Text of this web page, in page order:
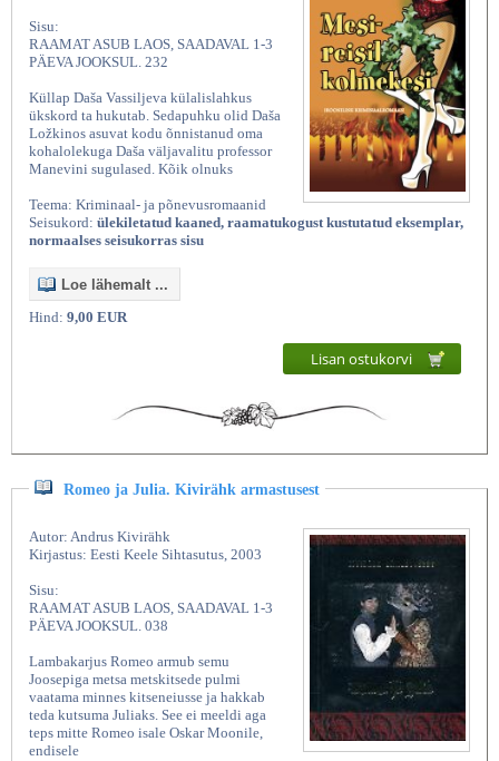
Sisu:
RAAMAT ASUB LAOS, SAADAVAL 1-3
PÄEVA JOOKSUL. 232
Küllap Daša Vassiljeva külalislahkus
ükskord ta hukutab. Sedapuhku olid Daša
Ložkinos asuvat kodu õnnistanud oma
kohalolekuga Daša väljavalitu professor
Manevini sugulased. Kõik olnuks
Teema: Kriminaal- ja põnevusromaanid
Seisukord: ülekiletatud kaaned, raamatukogust kustutatud eksemplar,
normaalses seisukorras sisu
Loe lähemalt ...
Hind: 9,00 EUR
Lisan ostukorvi
Romeo ja Julia. Kivirähk armastusest
Autor: Andrus Kivirähk
Kirjastus: Eesti Keele Sihtasutus, 2003
Sisu:
RAAMAT ASUB LAOS, SAADAVAL 1-3
PÄEVA JOOKSUL. 038
Lambakarjus Romeo armub semu
Joosepiga metsa metskitsede pulmi
vaatama minnes kitseneiusse ja hakkab
teda kutsuma Juliaks. See ei meeldi aga
teps mitte Romeo isale Oskar Moonile,
endisele